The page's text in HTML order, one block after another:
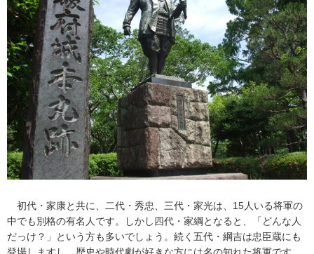
初代・家康と共に、二代・秀忠、三代・家光は、15人いる将軍の
中でも別格の有名人です。しかし四代・家綱となると、「どんな人
だっけ？」という方も多いでしょう。続く五代・綱吉は忠臣蔵にも